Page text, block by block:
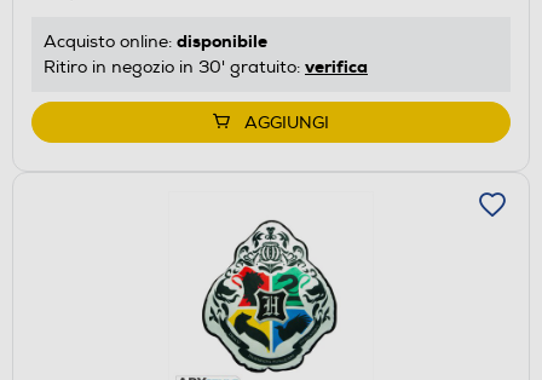
Acquisto online: disponibile
Ritiro in negozio in 30' gratuito: verifica
AGGIUNGI